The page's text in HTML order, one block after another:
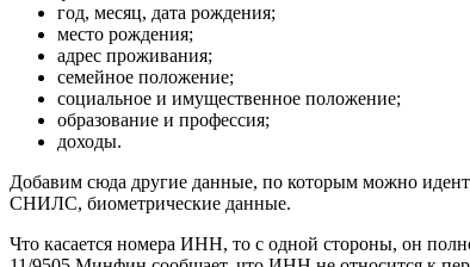
год, месяц, дата рождения;
место рождения;
адрес проживания;
семейное положение;
социальное и имущественное положение;
образование и профессия;
доходы.
Добавим сюда другие данные, по которым можно
СНИЛС, биометрические данные.
Что касается номера ИНН, то с одной стороны, он